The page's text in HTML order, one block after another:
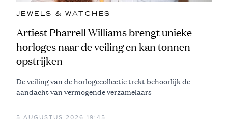
JEWELS & WATCHES
Artiest Pharrell Williams brengt unieke
horloges naar de veiling en kan tonnen
opstrijken
De veiling van de horlogecollectie trekt behoorlijk de
aandacht van vermogende verzamelaars
5 AUGUSTUS 2026 19:45